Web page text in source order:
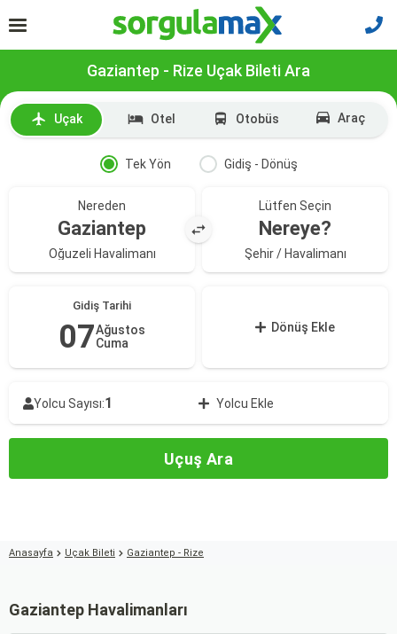
Gaziantep - Rize Uçak Bileti Ara
Uçak Otel Otobüs Araç
Tek Yön Gidiş - Dönüş
Nereden
Gaziantep
Oğuzeli Havalimanı
Lütfen Seçin
Nereye?
Şehir / Havalimanı
Gidiş Tarihi
07Ağustos
Cuma
Dönüş Ekle
Yolcu Sayısı:1 Yolcu Ekle
Uçuş Ara
Anasayfa Uçak Bileti Gaziantep - Rize
Gaziantep Havalimanları